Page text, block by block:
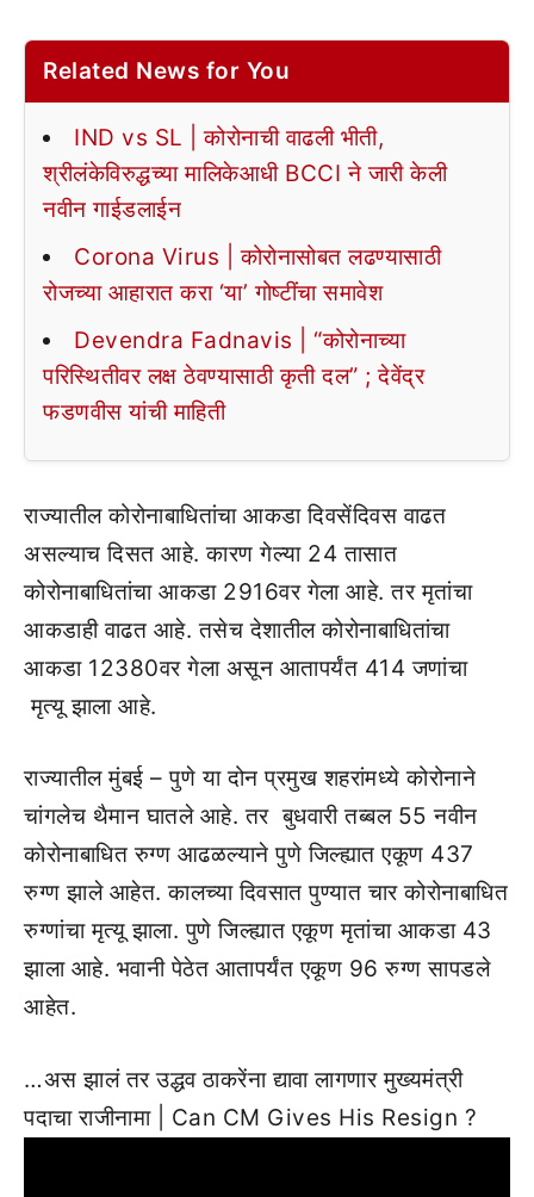
Related News for You
IND vs SL | कोरोनाची वाढली भीती,
श्रीलंकेविरुद्धच्या मालिकेआधी BCCI ने जारी केली
नवीन गाईडलाईन
Corona Virus | कोरोनासोबत लढण्यासाठी
रोजच्या आहारात करा ‘या’ गोष्टींचा समावेश
Devendra Fadnavis | “कोरोनाच्या
परिस्थितीवर लक्ष ठेवण्यासाठी कृती दल” ; देवेंद्र
फडणवीस यांची माहिती
राज्यातील कोरोनाबाधितांचा आकडा दिवसेंदिवस वाढत
असल्याच दिसत आहे. कारण गेल्या 24 तासात
कोरोनाबाधितांचा आकडा 2916वर गेला आहे. तर मृतांचा
आकडाही वाढत आहे. तसेच देशातील कोरोनाबाधितांचा
आकडा 12380वर गेला असून आतापर्यंत 414 जणांचा
मृत्यू झाला आहे.
राज्यातील मुंबई – पुणे या दोन प्रमुख शहरांमध्ये कोरोनाने
चांगलेच थैमान घातले आहे. तर बुधवारी तब्बल 55 नवीन
कोरोनाबाधित रुग्ण आढळल्याने पुणे जिल्ह्यात एकूण 437
रुग्ण झाले आहेत. कालच्या दिवसात पुण्यात चार कोरोनाबाधित
रुग्णांचा मृत्यू झाला. पुणे जिल्ह्यात एकूण मृतांचा आकडा 43
झाला आहे. भवानी पेठेत आतापर्यंत एकूण 96 रुग्ण सापडले
आहेत.
…अस झालं तर उद्धव ठाकरेंना द्यावा लागणार मुख्यमंत्री
पदाचा राजीनामा | Can CM Gives His Resign ?